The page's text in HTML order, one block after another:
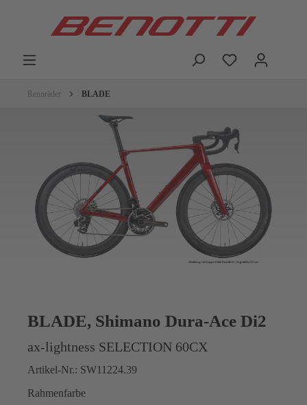
Rennräder BLADE
BLADE, Shimano Dura-Ace Di2
ax-lightness SELECTION 60CX
Artikel-Nr.: SW11224.39
Rahmenfarbe